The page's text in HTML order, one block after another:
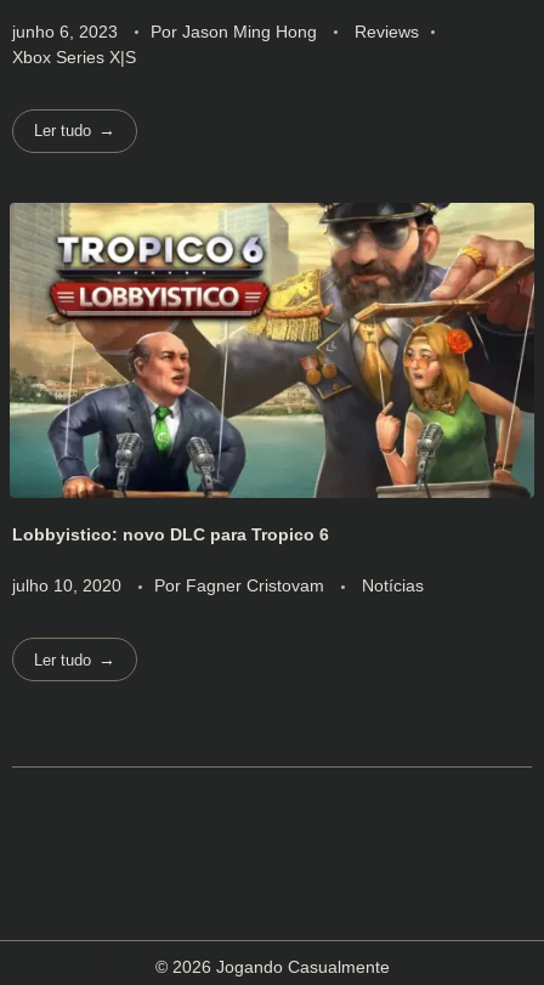
junho 6, 2023 Por Jason Ming Hong
Reviews
Xbox Series X|S
Ler tudo
Lobbyistico: novo DLC para Tropico 6
julho 10, 2020 Por Fagner Cristovam Notícias
Ler tudo
© 2026 Jogando Casualmente